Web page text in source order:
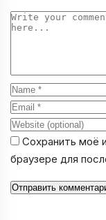
Comment
Name
Email
Website
Сохранить моё
браузере для
Отправить